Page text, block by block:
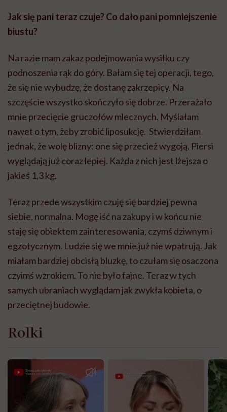
Jak się pani teraz czuje? Co dało pani pomniejszenie
biustu?
Na razie mam zakaz podejmowania wysiłku czy
podnoszenia rąk do góry. Bałam się tej operacji, tego,
że się nie wybudzę, że dostanę zakrzepicy. Na
szczęście wszystko skończyło się dobrze. Przerażało
mnie przecięcie gruczołów mlecznych. Myślałam
nawet o tym, żeby zrobić liposukcję. Stwierdziłam
jednak, że wolę blizny: one się przecież wygoją. Piersi
wyglądają już coraz lepiej. Każda z nich jest lżejsza o
jakieś 1,3 kg.
Teraz przede wszystkim czuję się bardziej pewna
siebie, normalna. Mogę iść na zakupy i w końcu nie
staję się obiektem zainteresowania, czymś dziwnym i
egzotycznym. Ludzie się we mnie już nie wpatrują. Jak
miałam bardziej obcisłą bluzkę, to czułam się osaczona
czyimś wzrokiem. To nie było fajne. Teraz w tych
samych ubraniach wyglądam jak zwykła kobieta, o
przeciętnej budowie.
Rolki